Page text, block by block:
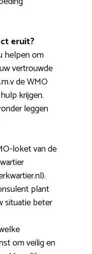
eruit?
helpen om
vertrouwde
de WMO
krijgen.
leggen
loket van de
plant
situatie beter
om veilig en